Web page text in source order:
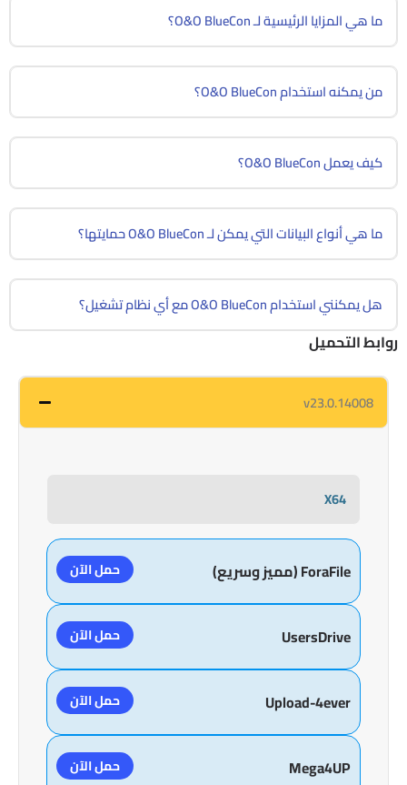
ما هي المزايا الرئيسية لـ O&O BlueCon؟
من يمكنه استخدام O&O BlueCon؟
كيف يعمل O&O BlueCon؟
ما هي أنواع البيانات التي يمكن لـ O&O BlueCon حمايتها؟
هل يمكنني استخدام O&O BlueCon مع أي نظام تشغيل؟
روابط التحميل
v23.0.14008
X64
ForaFile (مميز وسريع) حمل الآن
UsersDrive حمل الآن
Upload-4ever حمل الآن
Mega4UP حمل الآن